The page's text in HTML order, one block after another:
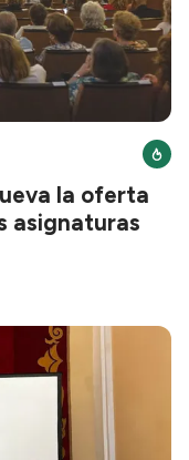
la oferta
asignaturas